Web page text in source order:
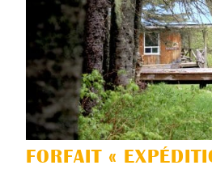
FORFAIT «